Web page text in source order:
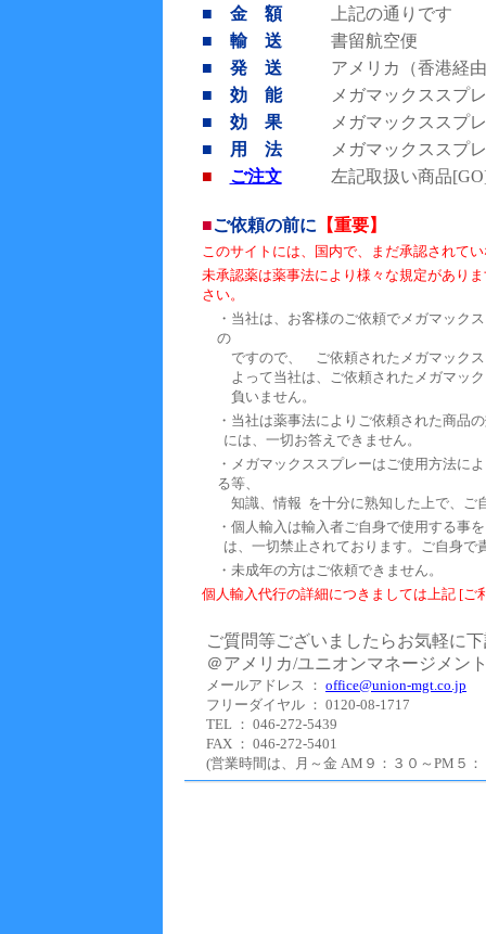
■ 金 額
上記の通りです
■ 輸 送
書留航空便
■ 発 送
アメリカ（香港経
■ 効 能
メガマックススプ
■ 効 果
メガマックススプ
■ 用 法
メガマックススプ
■
ご注文 左記取扱い商品
■ご依頼の前に 【重要】
このサイトには、国内で、まだ承認されて
未承認薬は薬事法により様々な規定があり
さい。
・当社は、お客様のご依頼でメガマック
の
ですので、 ご依頼されたメガマックス
よって当社は、ご依頼されたメガマッ
負いません。
・当社は薬事法によりご依頼された商品
には、一切お答えできません。
・メガマックススプレーはご使用方法に
る等、
知識、情報 を十分に熟知した上で、ご
・個人輸入は輸入者ご自身で使用する事
は、一切禁止されております。ご自身で
・未成年の方はご依頼できません。
個人輸入代行の詳細につきましては上記 [ご
ご質問等ございましたらお気軽に
＠アメリカ/ユニオンマネージメン
メールアドレス ： office@union-mgt.co.jp
フリーダイヤル ： 0120-08-1717
TEL ： 046-272-5439
FAX ： 046-272-5401
(営業時間は、月～金 AM９：３０～PM５